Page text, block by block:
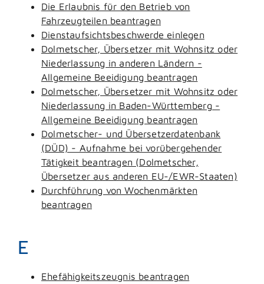
Die Erlaubnis für den Betrieb von
Fahrzeugteilen beantragen
Dienstaufsichtsbeschwerde einlegen
Dolmetscher, Übersetzer mit Wohnsitz oder
Niederlassung in anderen Ländern -
Allgemeine Beeidigung beantragen
Dolmetscher, Übersetzer mit Wohnsitz oder
Niederlassung in Baden-Württemberg -
Allgemeine Beeidigung beantragen
Dolmetscher- und Übersetzerdatenbank
(DÜD) - Aufnahme bei vorübergehender
Tätigkeit beantragen (Dolmetscher,
Übersetzer aus anderen EU-/EWR-Staaten)
Durchführung von Wochenmärkten
beantragen
E
Ehefähigkeitszeugnis beantragen